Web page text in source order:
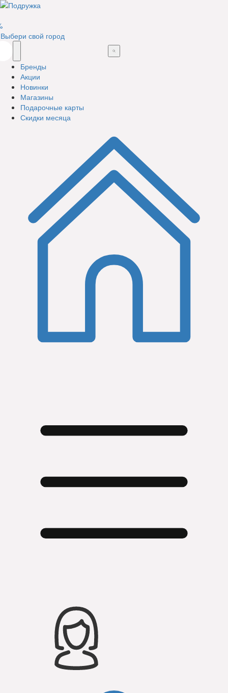
Выбери свой город
Бренды
Акции
Новинки
Магазины
Подарочные карты
Скидки месяца